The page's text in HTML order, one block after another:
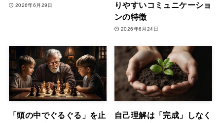
2026年6月29日
りやすいコミュニケーショ
ンの特徴
2026年6月24日
「頭の中でぐるぐる」を止
自己理解は「完成」しなく